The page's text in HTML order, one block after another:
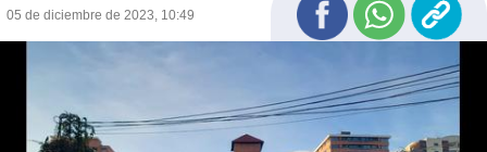
05 de diciembre de 2023, 10:49